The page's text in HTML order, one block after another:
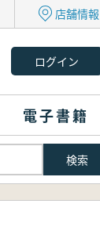
店舗情
電子書籍